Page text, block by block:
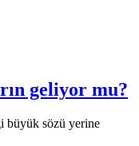
geliyor mu?
büyük sözü yerine